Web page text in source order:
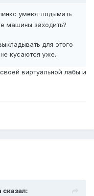
умеют подымать
машины заходить?
для этого
кусаются уже.
виртуальной лабы и
сказал: